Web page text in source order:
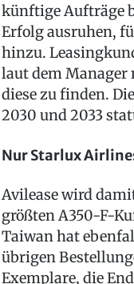
künftige Aufträge
Erfolg ausruhen,
hinzu.
laut dem Manager
diese zu finden.
2030 und 2033
Nur Starlux
Avilease wird
größten A350-F-
Taiwan hat
übrigen
Exemplare, die